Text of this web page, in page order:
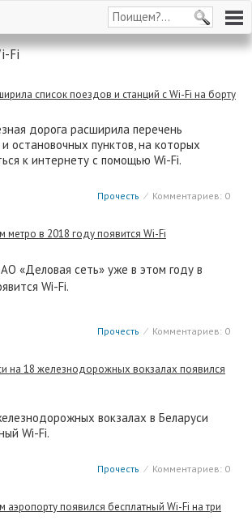
Fi
список поездов и станций с Wi-Fi на борту
дорога расширила перечень
остановочных пунктов, на которых
к интернету с помощью Wi-Fi.
Прочесть ⁄ Комментариев: 0
метро в 2018 году появится Wi-Fi
«Деловая сеть» уже в этом году в
Wi-Fi.
Прочесть ⁄ Комментариев: 0
на 18 железнодорожных вокзалах появился
вокзалах в Беларуси
Wi-Fi.
Прочесть ⁄ Комментариев: 0
аэропорту появился бесплатный Wi-Fi на три